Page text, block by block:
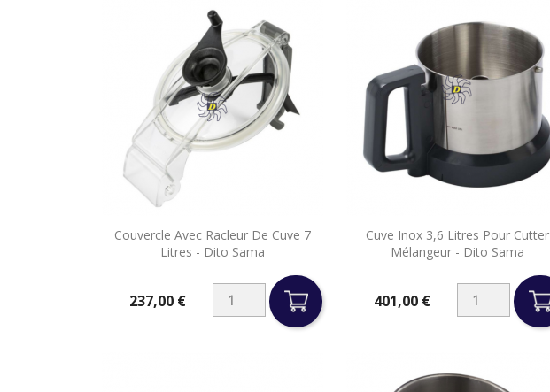
Couvercle Avec Racleur De Cuve 7
Litres - Dito Sama
237,00 €
Aperçu rapide
Cuve Inox 3,6 Litres Pour Cutter
Mélangeur - Dito Sama
401,00 €
 Aperçu rapide